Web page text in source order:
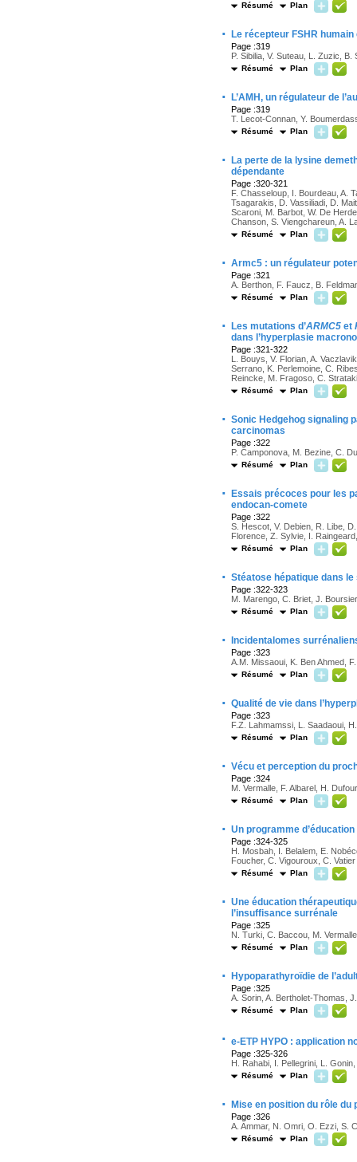
Résumé Plan
· Le récepteur FSHR
Page :319
P. Sibilia, V. Suteau, L. Zuzic,
Résumé Plan
· L’AMH, un régulateur de
Page :319
T. Lecot-Connan, Y.
Résumé Plan
·
La perte de la lysine
dépendante
Page :320-321
F. Chasseloup, I. Bourdeau, A.
Tsagarakis, D. Vassiliadi, D.
Scaroni, M. Barbot, W. De
Chanson, S. Viengchareun, A.
Résumé Plan
· Armc5 : un régulateur
Page :321
A. Berthon, F. Faucz, B.
Résumé Plan
· Les mutations d’ARMC5 et
dans l’hyperplasie
Page :321-322
L. Bouys, V. Florian, A.
Serrano, K. Perlemoine, C.
Reincke, M. Fragoso, C.
Résumé Plan
· Sonic Hedgehog signaling
carcinomas
Page :322
P. Camponova, M. Bezine, C.
Résumé Plan
·
Essais précoces pour les
endocan-comete
Page :322
S. Hescot, V. Debien, R. Libe,
Florence, Z. Sylvie, I.
Résumé Plan
· Stéatose hépatique dans
Page :322-323
M. Marengo, C. Briet, J.
Résumé Plan
· Incidentalomes
Page :323
A.M. Missaoui, K. Ben Ahmed,
Résumé Plan
· Qualité de vie dans
Page :323
F.Z. Lahmamssi, L. Saadaoui,
Résumé Plan
· Vécu et perception du
Page :324
M. Vermalle, F. Albarel, H.
Résumé Plan
· Un programme
Page :324-325
H. Mosbah, I. Belalem, E.
Foucher, C. Vigouroux, C. Vatier
Résumé Plan
· Une éducation
l’insuffisance surrénale
Page :325
N. Turki, C. Baccou, M.
Résumé Plan
· Hypoparathyroïdie de
Page :325
A. Sorin, A. Bertholet-Thomas,
Résumé Plan
· e-ETP HYPO : application
Page :325-326
H. Rahabi, I. Pellegrini, L.
Résumé Plan
· Mise en position du rôle
Page :326
A. Ammar, N. Omri, O. Ezzi, S.
Résumé Plan